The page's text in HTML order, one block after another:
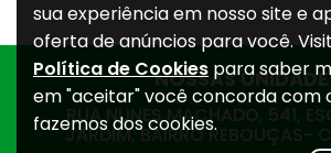
NOSSAS
RUA NUNES MACHADO, 541,
JARDIM, BAIRRO REBOUÇAS-
sua experiência em nosso site e
oferta de anúncios para você.
Política de Cookies para saber
em "aceitar" você concorda com
fazemos dos cookies.